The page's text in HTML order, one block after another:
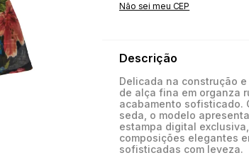
Não sei meu CEP
Descrição
Delicada na construção
de alça fina em organza
acabamento sofisticado.
seda, o modelo
estampa digital
composições elegantes
sofisticadas com leveza.